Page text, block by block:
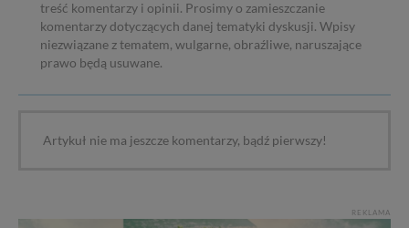
treść komentarzy i opinii. Prosimy o zamieszczanie
komentarzy dotyczących danej tematyki dyskusji. Wpisy
niezwiązane z tematem, wulgarne, obraźliwe, naruszające
prawo będą usuwane.
Artykuł nie ma jeszcze komentarzy, bądź pierwszy!
REKLAMA